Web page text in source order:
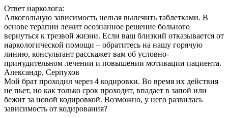
Ответ нарколога:
Алкогольную зависимость нельзя вылечить таблетками. В
основе терапии лежит осознанное решение больного
вернуться к трезвой жизни. Если ваш близкий отказывается от
наркологической помощи – обратитесь на нашу горячую
линию, консультант расскажет вам об условно-
принудительном лечении и повышении мотивации пациента.
Александр, Серпухов
Мой брат проходил через 4 кодировки. Во время их действия
не пьет, но как только срок проходит, впадает в запой или
бежит за новой кодировкой. Возможно, у него развилась
зависимость от кодирования?